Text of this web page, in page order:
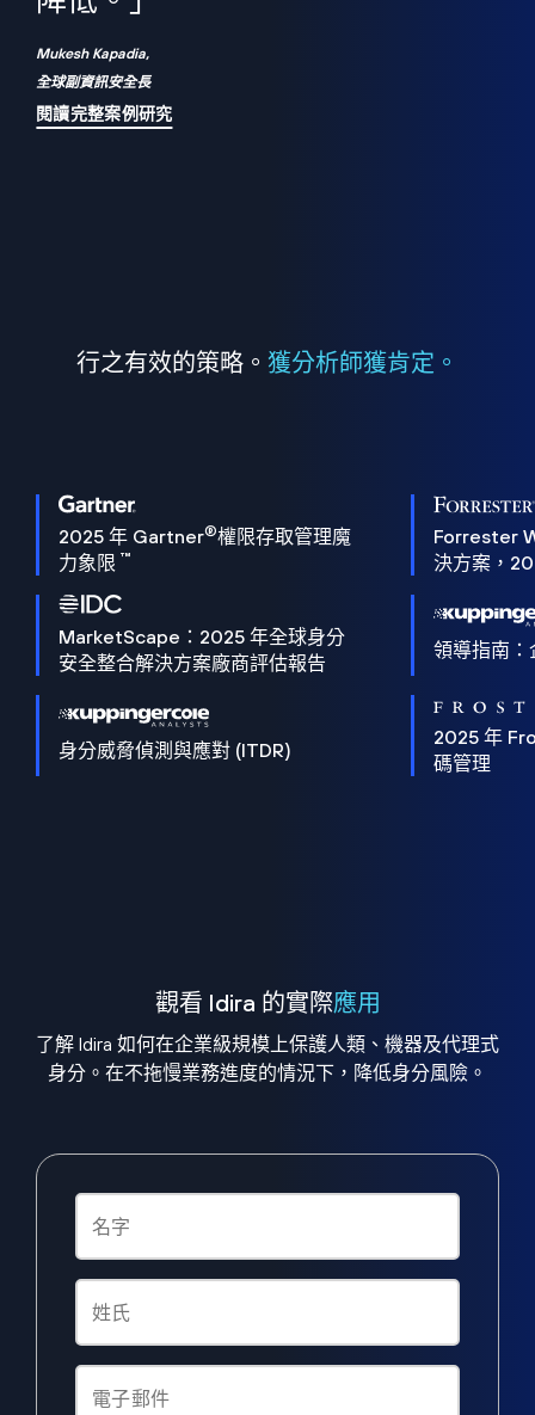
Mukesh Kapadia,
全球副資訊安全長
閱讀完整案例研究
行之有效的策略。 獲分析師獲肯定。
2025 年 Gartner®權限存取管理魔
力象限 ™
Forrester
決方案，
MarketScape：2025 年全球身分
安全整合解決方案廠商評估報告
領導指南
身分威脅偵測與應對 (ITDR)
2025 年
碼管理
觀看 Idira 的實際應用
了解 Idira 如何在企業級規模上保護人類、機器及代理式
身分。在不拖慢業務進度的情況下，降低身分風險。